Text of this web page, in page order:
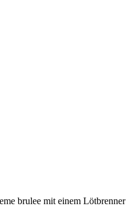
brulee mit einem Lötbrenner